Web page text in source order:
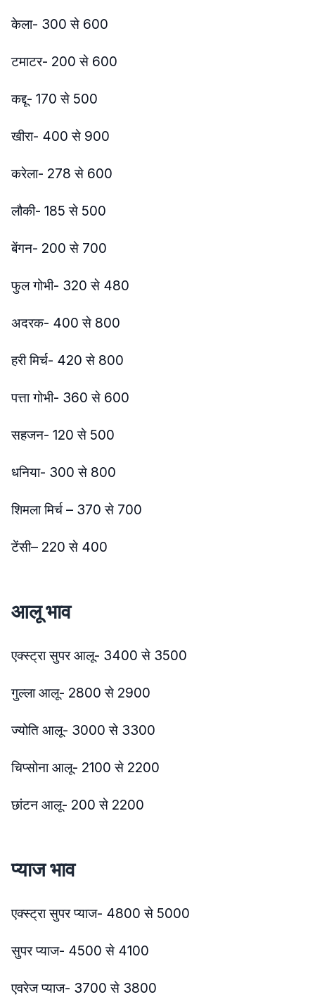
केला- 300 से 600
टमाटर- 200 से 600
कद्दू- 170 से 500
खीरा- 400 से 900
करेला- 278 से 600
लौकी- 185 से 500
बेंगन- 200 से 700
फुल गोभी- 320 से 480
अदरक- 400 से 800
हरी मिर्च- 420 से 800
पत्ता गोभी- 360 से 600
सहजन- 120 से 500
धनिया- 300 से 800
शिमला मिर्च – 370 से 700
टेंसी– 220 से 400
आलू भाव
एक्स्ट्रा सुपर आलू- 3400 से 3500
गुल्ला आलू- 2800 से 2900
ज्योति आलू- 3000 से 3300
चिप्सोना आलू- 2100 से 2200
छांटन आलू- 200 से 2200
प्याज भाव
एक्स्ट्रा सुपर प्याज- 4800 से 5000
सुपर प्याज- 4500 से 4100
एवरेज प्याज- 3700 से 3800